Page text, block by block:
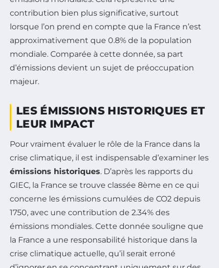
contribution bien plus significative, surtout
lorsque l’on prend en compte que la France n’est
approximativement que 0.8% de la population
mondiale. Comparée à cette donnée, sa part
d’émissions devient un sujet de préoccupation
majeur.
LES ÉMISSIONS HISTORIQUES ET
LEUR IMPACT
Pour vraiment évaluer le rôle de la France dans la
crise climatique, il est indispensable d’examiner les
émissions historiques. D’après les rapports du
GIEC, la France se trouve classée 8ème en ce qui
concerne les émissions cumulées de CO2 depuis
1750, avec une contribution de 2.34% des
émissions mondiales. Cette donnée souligne que
la France a une responsabilité historique dans la
crise climatique actuelle, qu’il serait erroné